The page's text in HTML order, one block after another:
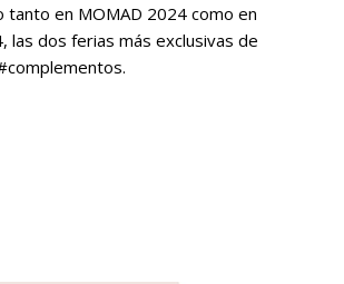
tanto en MOMAD 2024 como en
las dos ferias más exclusivas de